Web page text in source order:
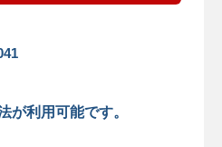
が利用可能です。